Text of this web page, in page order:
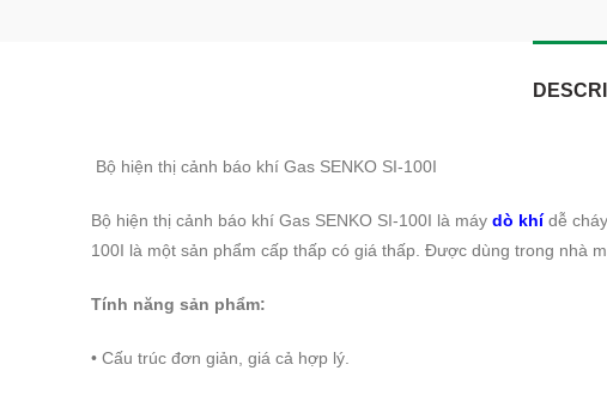
Bộ hiện thị cảnh báo khí Gas SENKO SI-100I
Bộ hiện thị cảnh báo khí Gas SENKO SI-100I là máy dò khí dễ
100I là một sản phẩm cấp thấp có giá thấp. Được dùng trong nhà
Tính năng sản phẩm:
• Cấu trúc đơn giản, giá cả hợp lý.